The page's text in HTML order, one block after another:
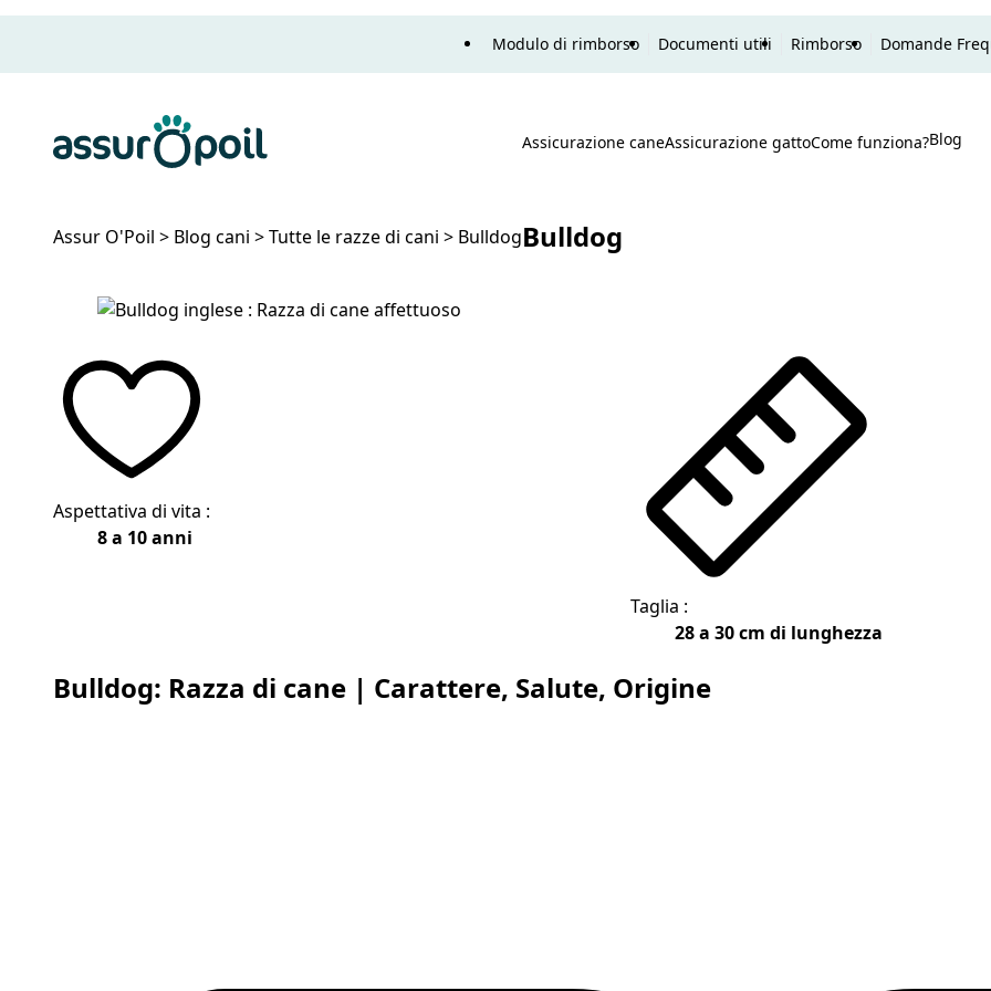
Modulo di rimborso Documenti utili Rimborso Domande
Ricerca
Assicurazione caneAssicurazione gattoCome funziona?Blog
Assur O'Poil > Blog cani >Tutte le razze di cani > BulldogBulldog
Bulldog
Aspettativa di vita :
8 a 10 anni
Taglia :
28 a 30 cm di lunghezza
Bulldog: Razza di cane | Carattere, Salute, Origine